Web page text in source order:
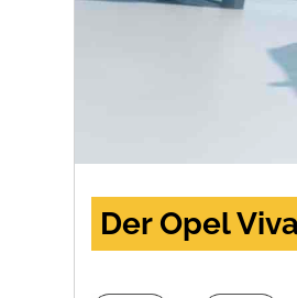
Der Opel